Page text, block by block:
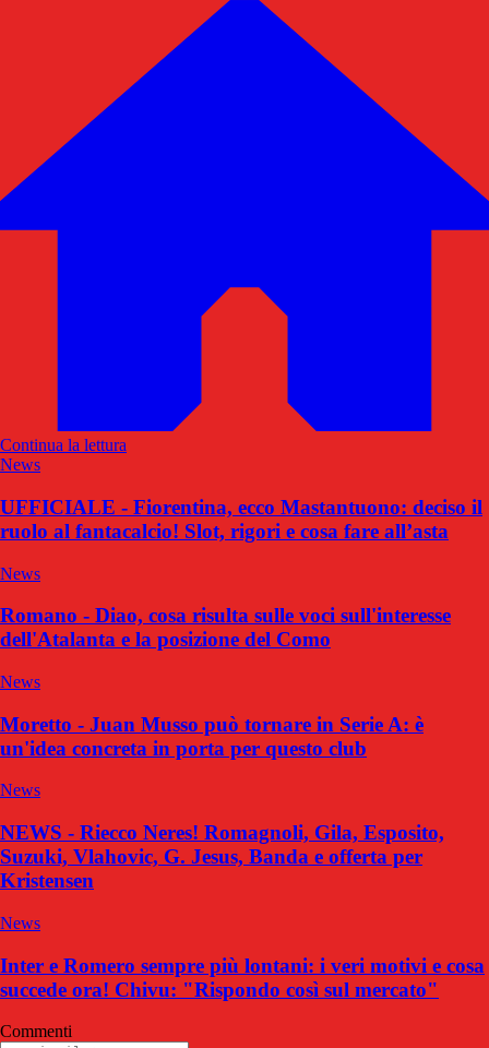
Continua la lettura
News
UFFICIALE - Fiorentina, ecco Mastantuono: deciso il
ruolo al fantacalcio! Slot, rigori e cosa fare all’asta
News
Romano - Diao, cosa risulta sulle voci sull'interesse
dell'Atalanta e la posizione del Como
News
Moretto - Juan Musso può tornare in Serie A: è
un'idea concreta in porta per questo club
News
NEWS - Riecco Neres! Romagnoli, Gila, Esposito,
Suzuki, Vlahovic, G. Jesus, Banda e offerta per
Kristensen
News
Inter e Romero sempre più lontani: i veri motivi e cosa
succede ora! Chivu: "Rispondo così sul mercato"
Commenti